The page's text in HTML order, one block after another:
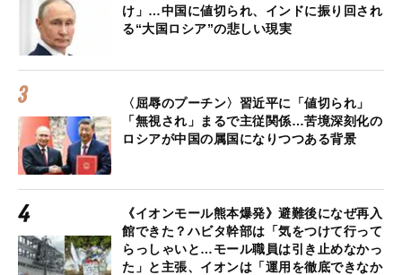
け」…中国に値切られ、インドに振り回され
る“大国ロシア”の悲しい現実
〈屈辱のプーチン〉習近平に「値切られ」
「無視され」まるで主従関係…苦境深刻化の
ロシアが中国の属国になりつつある背景
《イオンモール熊本爆発》避難後になぜ再入
館できた？ハビタ幹部は「気をつけて行って
らっしゃいと…モール職員は引き止めなかっ
た」と主張、イオンは「運用を徹底できなか